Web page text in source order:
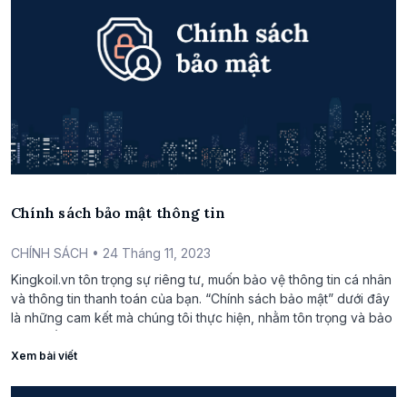
Chính sách bảo mật thông tin
CHÍNH SÁCH • 24 Tháng 11, 2023
Kingkoil.vn tôn trọng sự riêng tư, muốn bảo vệ thông tin cá nhân
và thông tin thanh toán của bạn. “Chính sách bảo mật” dưới đây
là những cam kết mà chúng tôi thực hiện, nhằm tôn trọng và bảo
Xem bài viết